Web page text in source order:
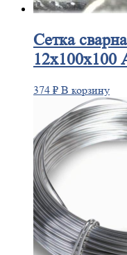
Сетка
12х100х100
374 ₽ В корзину